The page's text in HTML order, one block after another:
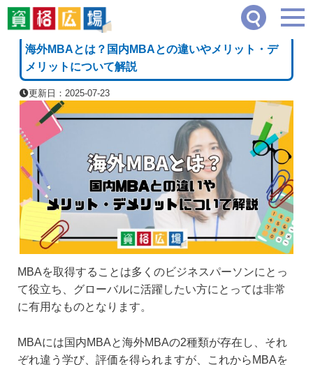
資格広場≫ 企業・経営・不動産系 海外MBAとは？国内MBAとの違いやメリット・
[PR]
海外MBAとは？国内MBAとの違いやメリット・デ
メリットについて解説
更新日：2025-07-23
MBAを取得することは多くのビジネスパーソンにとっ
て役立ち、グローバルに活躍したい方にとっては非常
に有用なものとなります。
MBAには国内MBAと海外MBAの2種類が存在し、それ
ぞれ違う学び、評価を得られますが、これからMBAを